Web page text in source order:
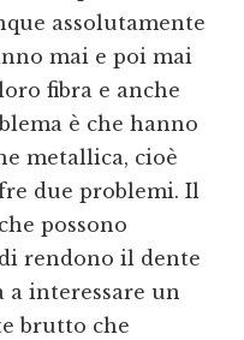
assolutamente
mai e poi mai
fibra e anche
è che hanno
metallica, cioè
due problemi. Il
possono
rendono il dente
a interessare un
brutto che